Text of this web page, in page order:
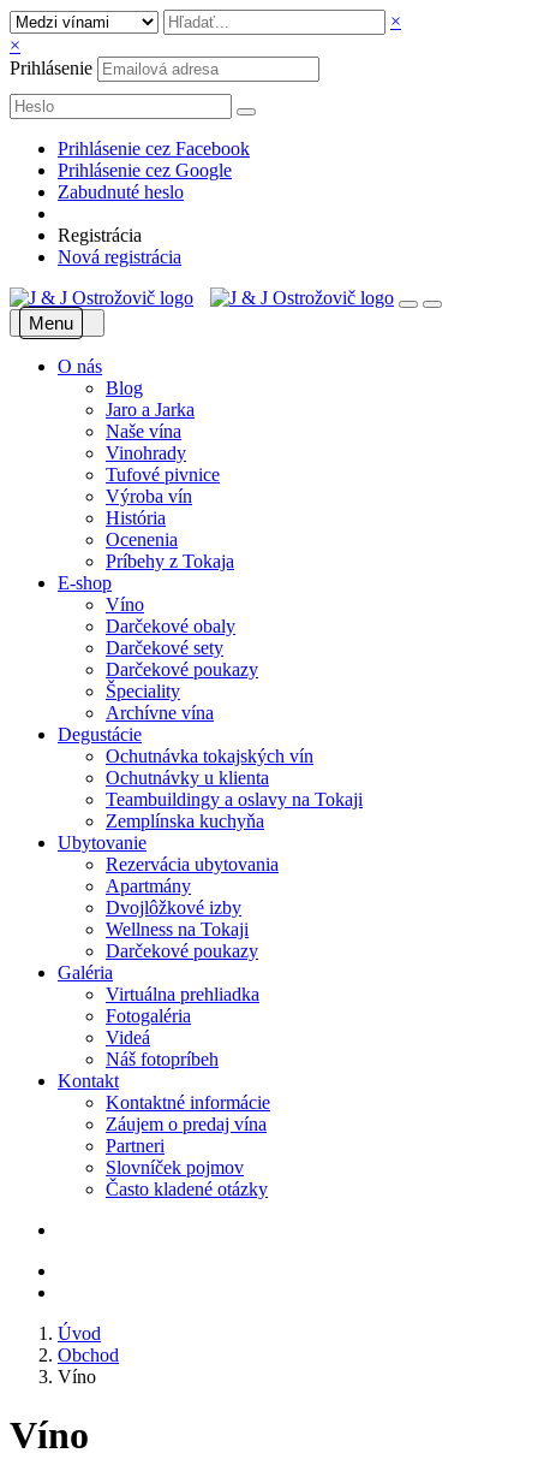
×
×
Prihlásenie
Prihlásenie cez Facebook
Prihlásenie cez Google
Zabudnuté heslo
Registrácia
Nová registrácia
Menu
O nás
Blog
Jaro a Jarka
Naše vína
Vinohrady
Tufové pivnice
Výroba vín
História
Ocenenia
Príbehy z Tokaja
E-shop
Víno
Darčekové obaly
Darčekové sety
Darčekové poukazy
Špeciality
Archívne vína
Degustácie
Ochutnávka tokajských vín
Ochutnávky u klienta
Teambuildingy a oslavy na Tokaji
Zemplínska kuchyňa
Ubytovanie
Rezervácia ubytovania
Apartmány
Dvojlôžkové izby
Wellness na Tokaji
Darčekové poukazy
Galéria
Virtuálna prehliadka
Fotogaléria
Videá
Náš fotopríbeh
Kontakt
Kontaktné informácie
Záujem o predaj vína
Partneri
Slovníček pojmov
Často kladené otázky
Úvod
Obchod
Víno
Víno